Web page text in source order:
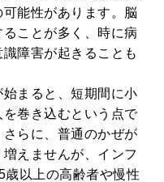
能性があります。脳
ことが多く、時に病
障害が起きることも
まると、短期間に小
巻き込むという点で
らに、普通のかぜが
えませんが、インフ
歳以上の高齢者や慢性